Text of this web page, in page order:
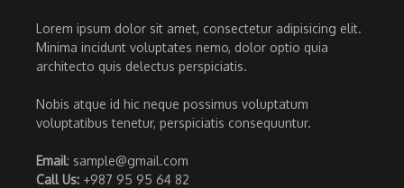
Lorem ipsum dolor sit amet, consectetur adipisicing elit.
Minima incidunt voluptates nemo, dolor optio quia
architecto quis delectus perspiciatis.
Nobis atque id hic neque possimus voluptatum
voluptatibus tenetur, perspiciatis consequuntur.
Email: sample@gmail.com
Call Us: +987 95 95 64 82